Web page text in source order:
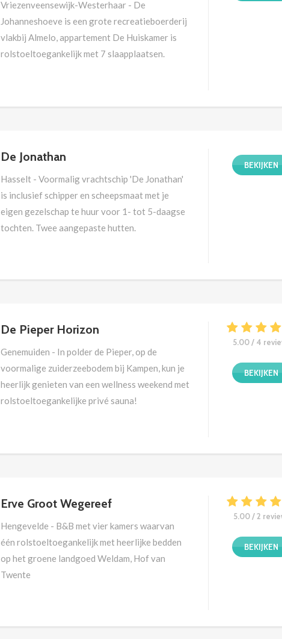
Vriezenveensewijk-Westerhaar - De
Johanneshoeve is een grote recreatieboerderij
vlakbij Almelo, appartement De Huiskamer is
rolstoeltoegankelijk met 7 slaapplaatsen.
De Jonathan
Hasselt - Voormalig vrachtschip 'De Jonathan'
is inclusief schipper en scheepsmaat met je
eigen gezelschap te huur voor 1- tot 5-daagse
tochten. Twee aangepaste hutten.
BEKIJKEN
De Pieper Horizon
Genemuiden - In polder de Pieper, op de
voormalige zuiderzeebodem bij Kampen, kun je
heerlijk genieten van een wellness weekend met
rolstoeltoegankelijke privé sauna!
5.00 / 4
BEKIJKEN
Erve Groot Wegereef
Hengevelde - B&B met vier kamers waarvan
één rolstoeltoegankelijk met heerlijke bedden
op het groene landgoed Weldam, Hof van
Twente
5.00 / 2
BEKIJKEN